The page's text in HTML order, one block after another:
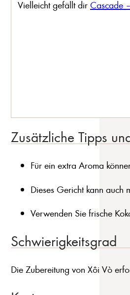
Vielleicht gefällt dir Cascade
Zusätzliche Tipps
Für ein extra Aroma
Dieses Gericht kann auch
Verwenden Sie frische
Schwierigkeitsgrad
Die Zubereitung von Xôi Vò